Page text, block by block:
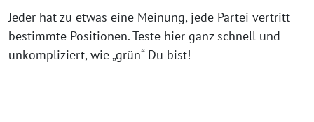
Jeder hat zu etwas eine Meinung, jede Partei vertritt
bestimmte Positionen. Teste hier ganz schnell und
unkompliziert, wie „grün“ Du bist!